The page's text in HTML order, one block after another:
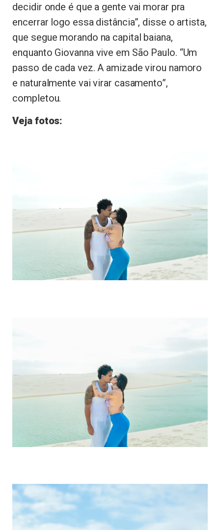
decidir onde é que a gente vai morar pra
encerrar logo essa distância”, disse o artista,
que segue morando na capital baiana,
enquanto Giovanna vive em São Paulo. “Um
passo de cada vez. A amizade virou namoro
e naturalmente vai virar casamento”,
completou.
Veja fotos: